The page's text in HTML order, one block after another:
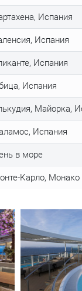
Испания
Испания
Испания
Испания
Майорка,
Испания
в море
Карло, Монако